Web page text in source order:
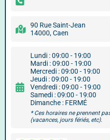
90 Rue Saint-Jean
14000, Caen
Lundi : 09:00 - 19:00
Mardi : 09:00 - 19:00
Mercredi : 09:00 - 19:00
Jeudi : 09:00 - 19:00
Vendredi : 09:00 - 19:00
Samedi : 09:00 - 19:00
Dimanche : FERMÉ
* Ces horaires ne prennent
(vacances, jours fériés, etc).